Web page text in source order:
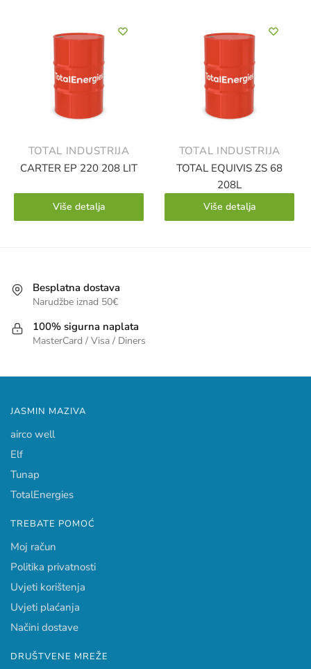
TOTAL INDUSTRIJA
CARTER EP 220 208 LIT
Više detalja
TOTAL INDUSTRIJA
TOTAL EQUIVIS ZS 68
208L
Više detalja
Besplatna dostava
Narudžbe iznad 50€
100% sigurna naplata
MasterCard / Visa / Diners
JASMIN MAZIVA
airco well
Elf
Tunap
TotalEnergies
TREBATE POMOĆ
Moj račun
Politika privatnosti
Uvjeti korištenja
Uvjeti plaćanja
Načini dostave
DRUŠTVENE MREŽE